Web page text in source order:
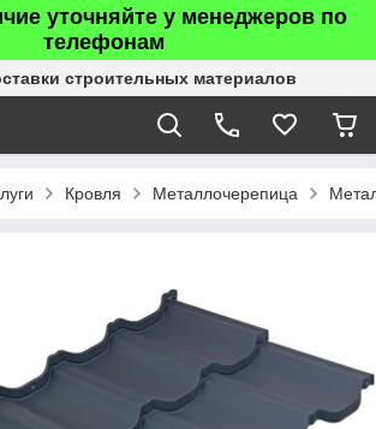
уточняйте у менеджеров по
телефонам
строительных материалов
Кровля Металлочерепица